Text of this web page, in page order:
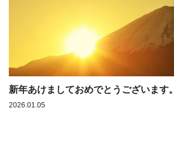
新年あけましておめでとうございます。
2026.01.05